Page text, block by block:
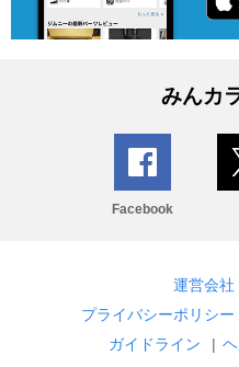
みんカ
Facebook
運営会社
プライバシーポリシー
ガイドライン
|